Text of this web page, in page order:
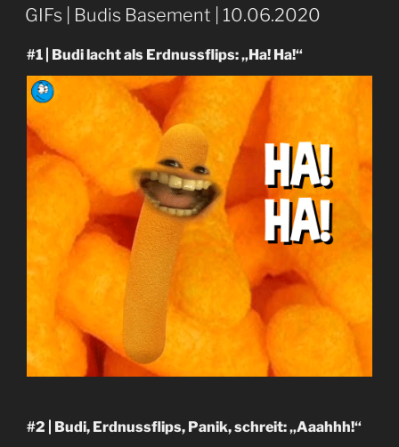
AM
GIFs | Budis Basement | 10.06.2020
#1 | Budi lacht als Erdnussflips: „Ha! Ha!“
#2 | Budi, Erdnussflips, Panik, schreit: „Aaahhh!“